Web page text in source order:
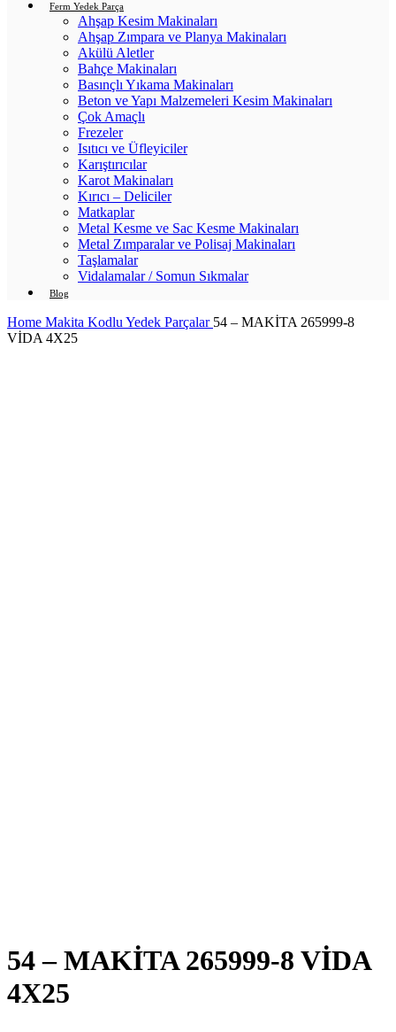
Ferm Yedek Parça
Ahşap Kesim Makinaları
Ahşap Zımpara ve Planya Makinaları
Akülü Aletler
Bahçe Makinaları
Basınçlı Yıkama Makinaları
Beton ve Yapı Malzemeleri Kesim Makinaları
Çok Amaçlı
Frezeler
Isıtıcı ve Üfleyiciler
Karıştırıcılar
Karot Makinaları
Kırıcı – Deliciler
Matkaplar
Metal Kesme ve Sac Kesme Makinaları
Metal Zımparalar ve Polisaj Makinaları
Taşlamalar
Vidalamalar / Somun Sıkmalar
Blog
Home Makita Kodlu Yedek Parçalar 54 – MAKİTA 265999-8
VİDA 4X25
54 – MAKİTA 265999-8 VİDA
4X25